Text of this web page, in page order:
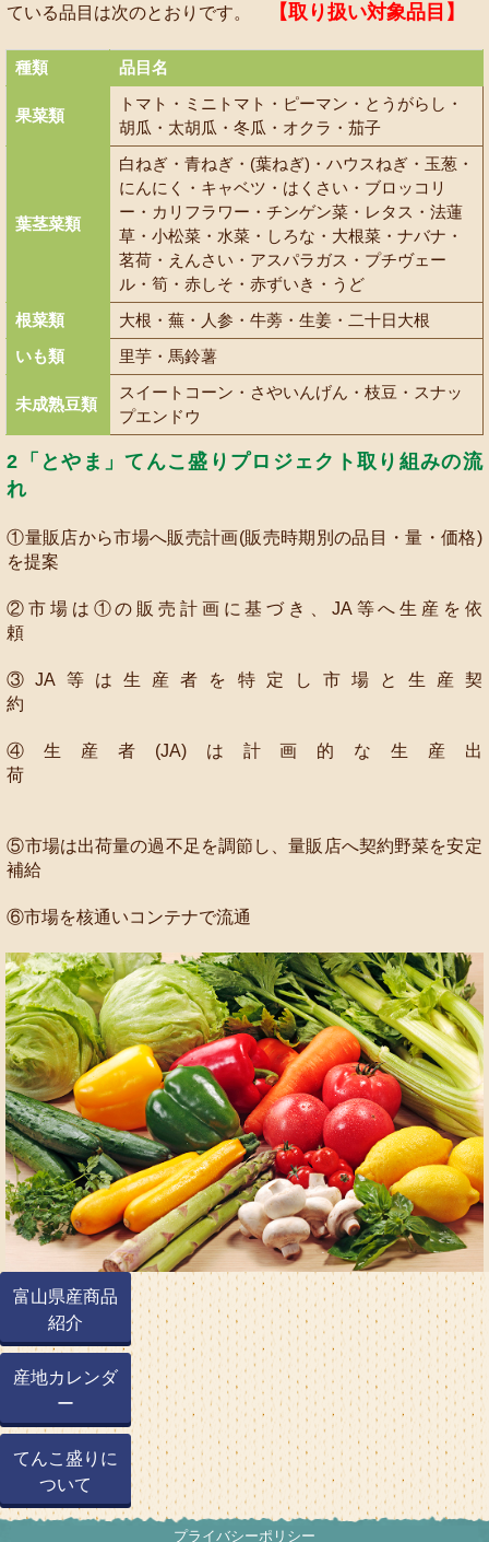
ている品目は次のとおりです。
【取り扱い対象品目】
種類 品目名
果菜類
トマト・ミニトマト・ピーマン・とうがらし・
胡瓜・太胡瓜・冬瓜・オクラ・茄子
葉茎菜類
白ねぎ・青ねぎ・(葉ねぎ)・ハウスねぎ・玉葱・
にんにく・キャベツ・はくさい・ブロッコリ
ー・カリフラワー・チンゲン菜・レタス・法蓮
草・小松菜・水菜・しろな・大根菜・ナバナ・
茗荷・えんさい・アスパラガス・プチヴェー
ル・筍・赤しそ・赤ずいき・うど
根菜類
大根・蕪・人参・牛蒡・生姜・二十日大根
いも類
里芋・馬鈴薯
未成熟豆類
スイートコーン・さやいんげん・枝豆・スナッ
プエンドウ
2「とやま」てんこ盛りプロジェクト取り組みの流
れ
①量販店から市場へ販売計画(販売時期別の品目・量・価格)
を提案
②市場は①の販売計画に基づき、JA等へ生産を依
頼
③JA等は生産者を特定し市場と生産契
約
④生産者(JA)は計画的な生産出
荷
⑤市場は出荷量の過不足を調節し、量販店へ契約野菜を安定
補給
⑥市場を核通いコンテナで流通
富山県産商品
紹介
産地カレンダ
ー
てんこ盛りに
ついて
プライバシーポリシー